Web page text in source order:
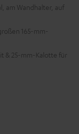
am Wandhalter, auf
165-mm-
& 25-mm-Kalotte für